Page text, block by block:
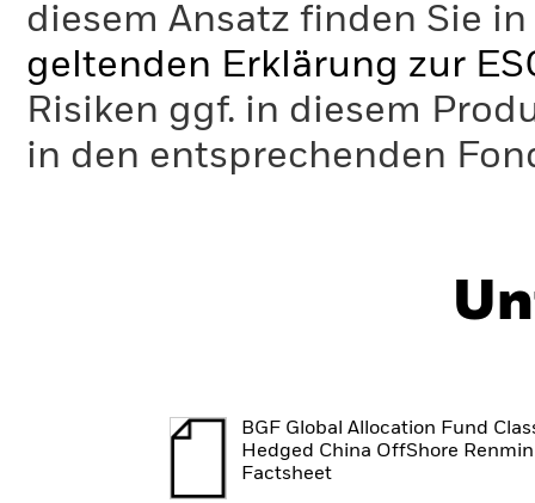
diesem Ansatz finden Sie
geltenden Erklärung zur
Risiken ggf. in diesem
in den entsprechenden
BGF Global Allocation Fund
Hedged China OffShore
Factsheet